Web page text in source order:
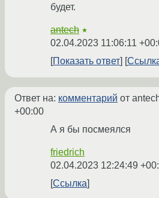
будет.
antech ★
02.04.2023 11:06:11
Показать ответ
Ответ на: комментарий от
+00:00
А я бы посмеялся
friedrich
02.04.2023 12:24:49
Ссылка